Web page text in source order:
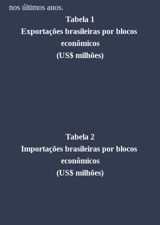
nos últimos anos.
Tabela 1
Exportações brasileiras por blocos
econômicos
(US$ milhões)
Tabela 2
Importações brasileiras por blocos
econômicos
(US$ milhões)